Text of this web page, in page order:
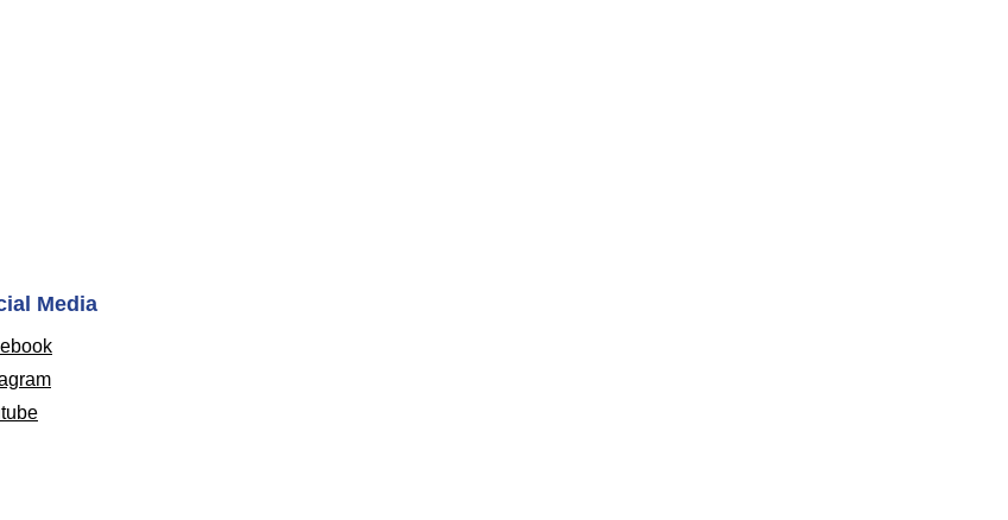
Media